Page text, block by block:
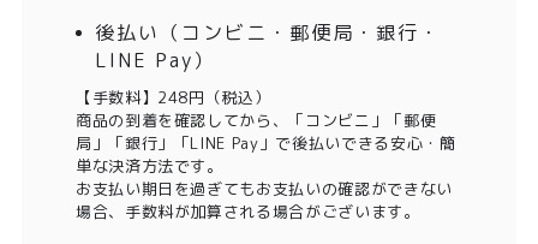
後払い（コンビニ・郵便局・銀行・
LINE Pay）
【手数料】248円（税込）
商品の到着を確認してから、「コンビニ」「郵便
局」「銀行」「LINE Pay」で後払いできる安心・簡
単な決済方法です。
お支払い期日を過ぎてもお支払いの確認ができない
場合、手数料が加算される場合がございます。